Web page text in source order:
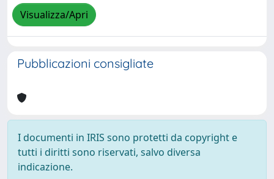
Visualizza/Apri
Pubblicazioni consigliate
I documenti in IRIS sono protetti da copyright e
tutti i diritti sono riservati, salvo diversa
indicazione.